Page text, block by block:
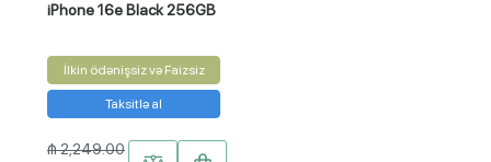
iPhone 16e Black 256GB
İlkin ödənişsiz və Faizsiz
Taksitlə al
₼ 2,249.00